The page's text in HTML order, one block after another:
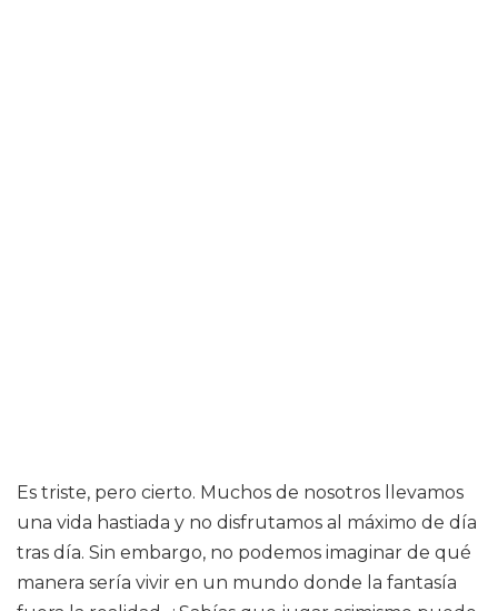
Es triste, pero cierto. Muchos de nosotros llevamos
una vida hastiada y no disfrutamos al máximo de día
tras día. Sin embargo, no podemos imaginar de qué
manera sería vivir en un mundo donde la fantasía